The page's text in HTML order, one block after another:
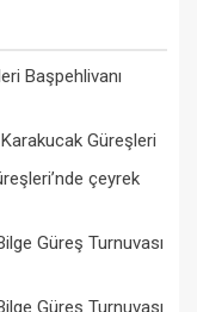
Başpehlivanı
Güreşleri
çeyrek
Güreş Turnuvası
Güreş Turnuvası